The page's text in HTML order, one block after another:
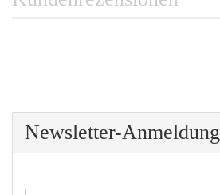
Newsletter-Anmeldung